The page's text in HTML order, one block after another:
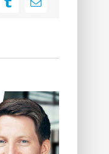
TumblrE-